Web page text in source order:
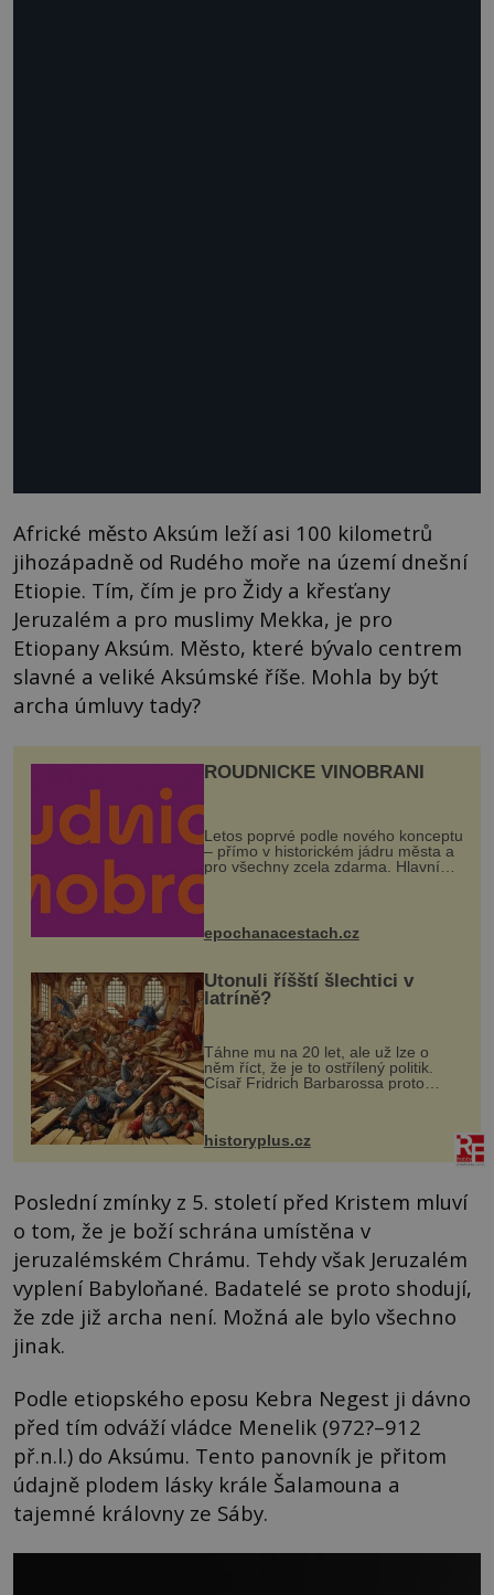
Africké město Aksúm leží asi 100 kilometrů
jihozápadně od Rudého moře na území dnešní
Etiopie. Tím, čím je pro Židy a křesťany
Jeruzalém a pro muslimy Mekka, je pro
Etiopany Aksúm. Město, které bývalo centrem
slavné a veliké Aksúmské říše. Mohla by být
archa úmluvy tady?
ROUDNICKÉ VINOBRANÍ
Letos poprvé podle nového konceptu
– přímo v historickém jádru města a
pro všechny zcela zdarma. Hlavní
program se odehraje na Karlově a
mohou těšit na víno, burčák, pes...
epochanacestach.cz
Utonuli říšští šlechtici v
latríně?
Táhne mu na 20 let, ale už lze o
něm říct, že je to ostřílený politik.
Císař Fridrich Barbarossa proto
posílá svého syna a dědice Jindřicha
VI. do Erfurtu, aby se stal
prostředníkem při řešení sporu m...
historyplus.cz
Poslední zmínky z 5. století před Kristem mluví
o tom, že je boží schrána umístěna v
jeruzalémském Chrámu. Tehdy však Jeruzalém
vyplení Babyloňané. Badatelé se proto shodují,
že zde již archa není. Možná ale bylo všechno
jinak.
Podle etiopského eposu Kebra Negest ji dávno
před tím odváží vládce Menelik (972?–912
př.n.l.) do Aksúmu. Tento panovník je přitom
údajně plodem lásky krále Šalamouna a
tajemné královny ze Sáby.